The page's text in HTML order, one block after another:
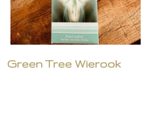
Green Tree Wierook